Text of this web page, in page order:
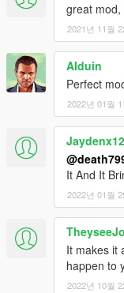
great mod,
2021년 11월
Alduin
Perfect
2022년 01월
It And It
2022년 01월
It makes it
happen to
2022년 10월